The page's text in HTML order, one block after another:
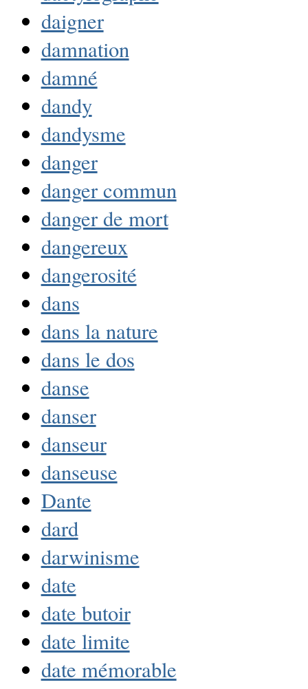
daigner
damnation
damné
dandy
dandysme
danger
danger commun
danger de mort
dangereux
dangerosité
dans
dans la nature
dans le dos
danse
danser
danseur
danseuse
Dante
dard
darwinisme
date
date butoir
date limite
date mémorable